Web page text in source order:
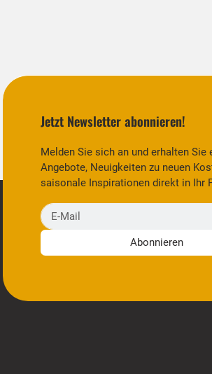
Jetzt Newsletter abonnieren!
Melden Sie sich an und erhalten Sie
Angebote, Neuigkeiten zu neuen
saisonale Inspirationen direkt in Ihr
E-Mail
Abonnieren